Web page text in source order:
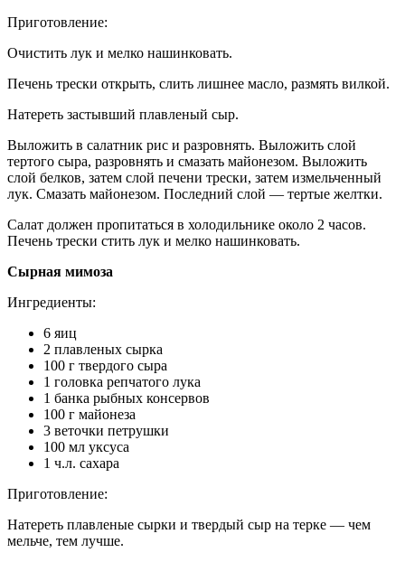
Приготовление:
Очистить лук и мелко нашинковать.
Печень трески открыть, слить лишнее масло, размять вилкой.
Натереть застывший плавленый сыр.
Выложить в салатник рис и разровнять. Выложить слой
тертого сыра, разровнять и смазать майонезом. Выложить
слой белков, затем слой печени трески, затем измельченный
лук. Смазать майонезом. Последний слой — тертые желтки.
Салат должен пропитаться в холодильнике около 2 часов.
Печень трески стить лук и мелко нашинковать.
Сырная мимоза
Ингредиенты:
6 яиц
2 плавленых сырка
100 г твердого сыра
1 головка репчатого лука
1 банка рыбных консервов
100 г майонеза
3 веточки петрушки
100 мл уксуса
1 ч.л. сахара
Приготовление:
Натереть плавленые сырки и твердый сыр на терке — чем
мельче, тем лучше.